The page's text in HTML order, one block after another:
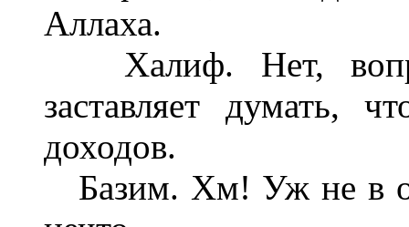
Аллаха.
Халиф. Нет,
заставляет думать,
доходов.
Базим. Хм! Уж не в